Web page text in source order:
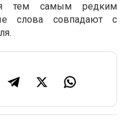
тем самым редким
слова совпадают с